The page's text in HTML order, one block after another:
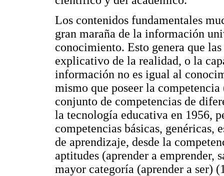
Los contenidos fundamentales
gran maraña de la información
conocimiento. Esto genera que
explicativo de la realidad, o la
información no es igual al
mismo que poseer la
conjunto de competencias de
la tecnología educativa en 1956,
competencias básicas, genéricas,
de aprendizaje, desde la
aptitudes (aprender a emprender,
mayor categoría (aprender a ser)